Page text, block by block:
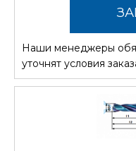
Наши менеджеры
уточнят условия